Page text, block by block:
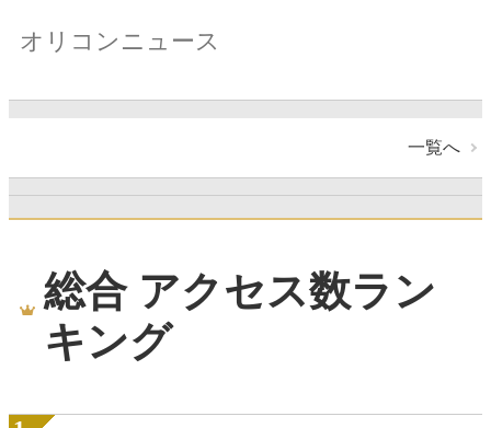
オリコンニュース
一覧へ
総合 アクセス数ラン
キング